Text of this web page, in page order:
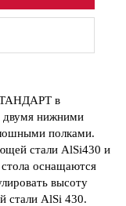
в
двумя нижними
полками.
стали AlSi430 и
оснащаются
высоту
стали AlSi 430.